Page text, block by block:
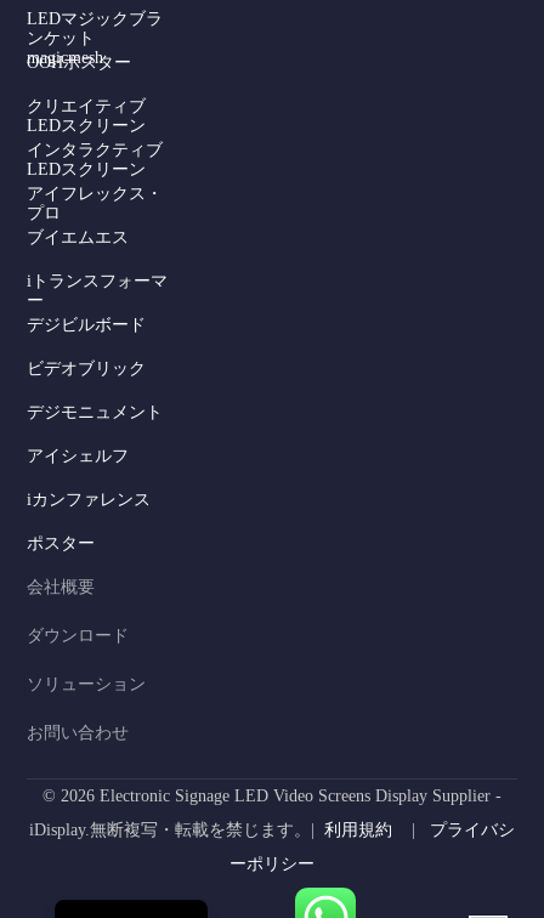
LEDマジックブラ
ンケット
magicmesh
OOHポスター
クリエイティブ
LEDスクリーン
インタラクティブ
LEDスクリーン
アイフレックス・
プロ
ブイエムエス
iトランスフォーマ
ー
デジビルボード
ビデオブリック
デジモニュメント
アイシェルフ
iカンファレンス
ポスター
会社概要
ダウンロード
ソリューション
お問い合わせ
© 2026 Electronic Signage LED Video Screens Display Supplier -
iDisplay.無断複写・転載を禁じます。| 利用規約
プライバシ
ーポリシー
Spanish
German
Dutch
Serbian